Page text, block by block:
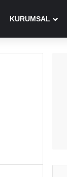
KURUMSAL